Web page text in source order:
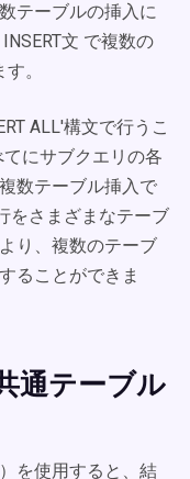
テーブルの挿入に
文 で複数の
。
ALL'構文で行うこ
てにサブクエリの各
数テーブル挿入で
をさまざまなテーブ
り、複数のテーブ
ることができま
通テーブル
を使用すると、結